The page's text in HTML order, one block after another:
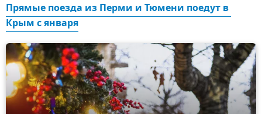
Прямые поезда из Перми и Тюмени поедут в
Крым с января